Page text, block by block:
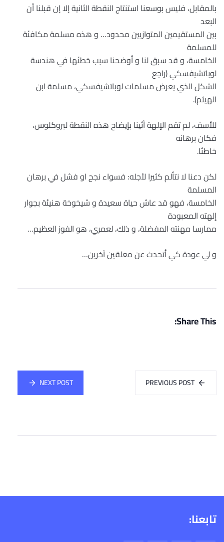
بالمقابل، فليس بوسعنا استنتاج النقطة الثانية إلا إن قبلنا أن
البعد
بين المستقيمين المتوازيين محدود… و هذه مسلمة مكافئة
للمسلمة
الخامسة، و قد سبق لنا و أوضحنا سبب خطئها في هندسة
لوباتشيفسكي (راجع
الشكل الذي يعرض مسلمات لوباتشيفسكي، مسلمة ابن
الهيثم).
للأسف، لم تقم الإلهة أثينا بإيضاح هذه النقطة لبروكلوس،
فكان برهانه
خاطئا.
لكن دعنا لا نتألم كثيرا لأجله: فسواء نجح او فشل في برهان
المسلمة
الخامسة، فهو قد عاش حياة سعيدة و شيخوخة هنيئة بجوار
إلهته المعبودة
ممارسا مهنته المفضلة، و ذلك، لعمري، هو الفوز العظيم…
و لي عودة كي أتحدث عن معلقين آخرين…
Share This:
PREVIOUS POST
NEXT POST
تابعنا: